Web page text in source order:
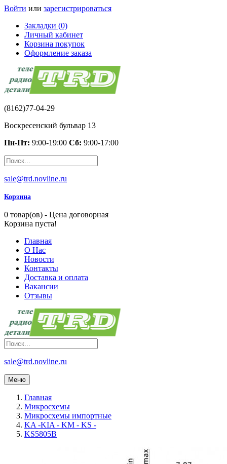
Войти или зарегистрироваться
Закладки (0)
Личный кабинет
Корзина покупок
Оформление заказа
(8162)77-04-29
Воскресенский бульвар 13
Пн-Пт: 9:00-19:00 Сб: 9:00-17:00
sale@trd.novline.ru
Корзина
0 товар(ов) - Цена договорная
Корзина пуста!
Главная
О Нас
Новости
Контакты
Доставка и оплата
Вакансии
Отзывы
sale@trd.novline.ru
Меню
Главная
Микросхемы
Микросхемы импортные
KA -KIA - KM - KS -
KS5805B